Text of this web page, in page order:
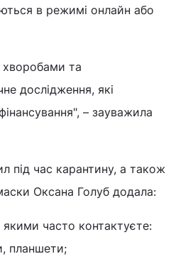
в режимі онлайн або
хворобами та
дослідження, які
– зауважила
під час карантину, а також
Оксана Голуб додала:
часто контактуєте:
планшети;